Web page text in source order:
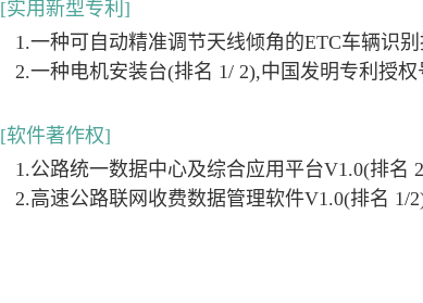
[实用新型专利]
1.一种可自动精准调节天线倾角的ETC车辆识
2.一种电机安装台(排名 1/ 2),中国发明专利授权
[软件著作权]
1.公路统一数据中心及综合应用平台V1.0(排名
2.高速公路联网收费数据管理软件V1.0(排名 1/